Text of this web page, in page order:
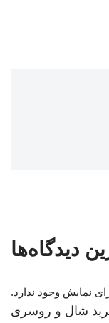
دیدگاه‌ها
نمایش وجود ندارد.
شال و روسری